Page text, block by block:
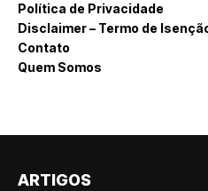
Política de Privacidade
Disclaimer – Termo de
Contato
Quem Somos
ARTIGOS